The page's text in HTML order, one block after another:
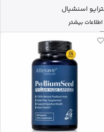
اسنشیال
اطلاعات بیشتر